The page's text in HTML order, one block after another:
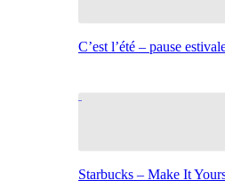
C’est l’été – pause
Starbucks – Make It